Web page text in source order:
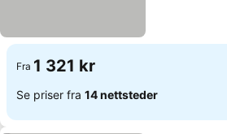
Fra 1 321 kr
Se priser fra 14 nettsteder